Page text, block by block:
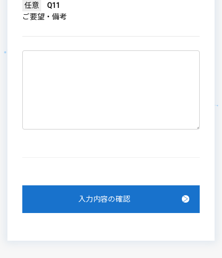
任意
Q11
ご要望・備考
入力内容の確認